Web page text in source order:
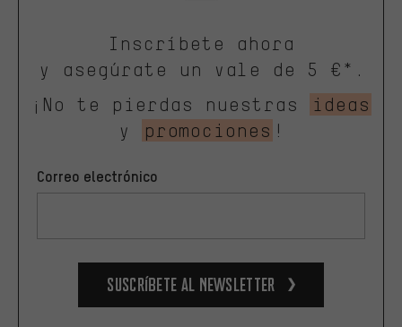
Inscríbete ahora
y asegúrate un vale de 5 €*.
¡No te pierdas nuestras
ideas
y
promociones !
Correo electrónico
Suscríbete al newsletter